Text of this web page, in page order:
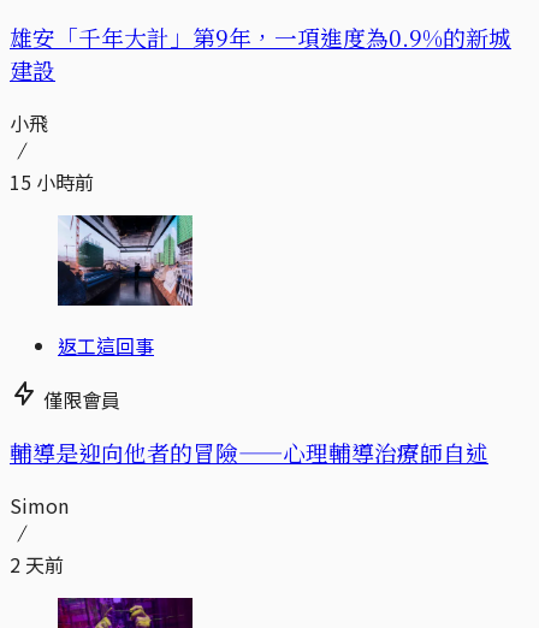
​​雄安「千年大計」第9年，一項進度為0.9%的新城
建設
小飛
15 小時前
返工這回事
僅限會員
輔導是迎向他者的冒險——心理輔導治療師自述
Simon
2 天前